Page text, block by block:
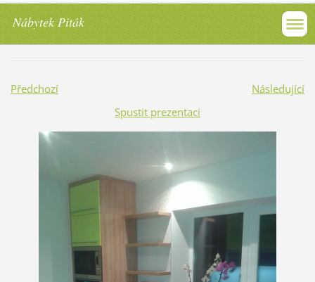
Nábytek Piták
Předchozí
Následující
Spustit prezentaci